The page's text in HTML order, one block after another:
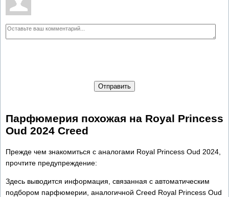
Отправить
Парфюмерия похожая на Royal Princess
Oud 2024 Creed
Прежде чем знакомиться с аналогами Royal Princess Oud 2024,
прочтите предупреждение:
Здесь выводится информация, связанная с автоматическим
подбором парфюмерии, аналогичной Creed Royal Princess Oud